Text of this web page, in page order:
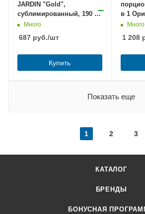
JARDIN "Gold",
сублимированный, 190 г,
стеклянная банка, 1667-06
Много
687 руб./шт
Купить
в 1
Много
1 208
Показать еще
1 2 3
КАТАЛОГ
БРЕНДЫ
БОНУСНАЯ